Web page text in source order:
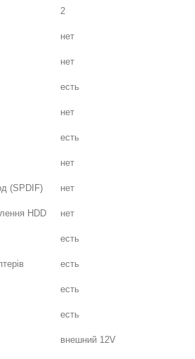
2
нет
нет
есть
нет
есть
нет
(SPDIF) нет
HDD нет
есть
есть
есть
есть
внешний 12V